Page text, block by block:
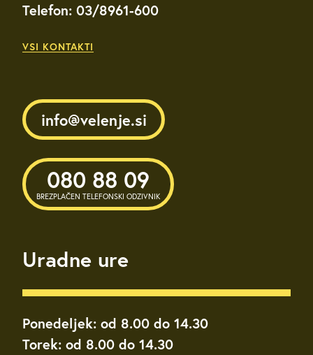
Telefon: 03/8961-600
VSI KONTAKTI
info@velenje.si
080 88 09
BREZPLAČEN TELEFONSKI ODZIVNIK
Uradne ure
Ponedeljek: od 8.00 do 14.30
Torek: od 8.00 do 14.30